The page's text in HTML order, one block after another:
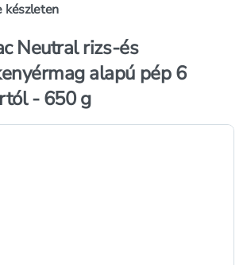
készleten
Neutral rizs-és
alapú pép 6
- 650 g